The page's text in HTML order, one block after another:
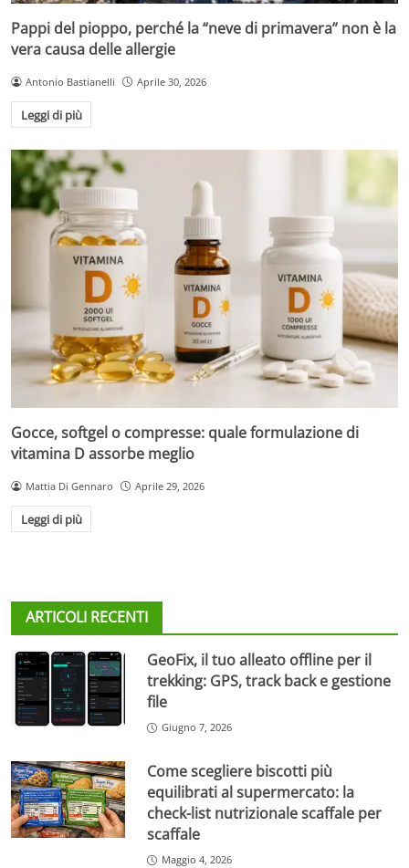
Pappi del pioppo, perché la “neve di primavera” non è la
vera causa delle allergie
Antonio Bastianelli Aprile 30, 2026
Leggi di più
Gocce, softgel o compresse: quale formulazione di
vitamina D assorbe meglio
Mattia Di Gennaro Aprile 29, 2026
Leggi di più
ARTICOLI RECENTI
GeoFix, il tuo alleato offline per il
trekking: GPS, track back e gestione
file
Giugno 7, 2026
Come scegliere biscotti più
equilibrati al supermercato: la
check-list nutrizionale scaffale per
scaffale
Maggio 4, 2026